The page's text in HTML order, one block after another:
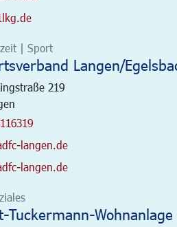
| Sport
Langen/
219
langen.de
langen.de
Tuckermann-Wohnanlage